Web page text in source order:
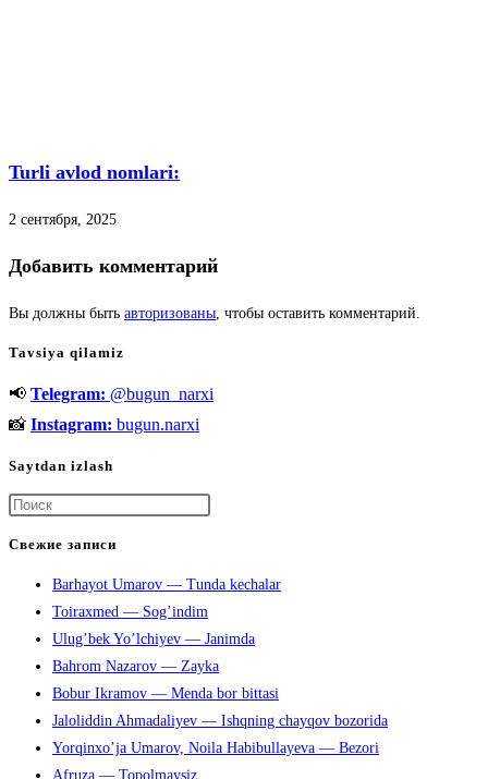
Turli avlod nomlari:
2 сентября, 2025
Добавить комментарий
Вы должны быть авторизованы, чтобы оставить комментарий.
Tavsiya qilamiz
📢 Telegram: @bugun_narxi
📸 Instagram: bugun.narxi
Saytdan izlash
чтобы
панель
поиска.
Свежие записи
Barhayot Umarov — Tunda kechalar
Toiraxmed — Sog’indim
Ulug’bek Yo’lchiyev — Janimda
Bahrom Nazarov — Zayka
Bobur Ikramov — Menda bor bittasi
Jaloliddin Ahmadaliyev — Ishqning chayqov bozorida
Yorqinxo’ja Umarov, Noila Habibullayeva — Bezori
Afruza — Topolmaysiz